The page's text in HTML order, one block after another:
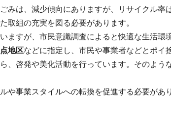
みは、減少傾向にありますが、リサイクル率
取組の充実を図る必要があります。
ますが、市民意識調査によると快適な生活環
地区などに指定し、市民や事業者などとポイ
、啓発や美化活動を行っています。そのよう
や事業スタイルへの転換を促進する必要があ